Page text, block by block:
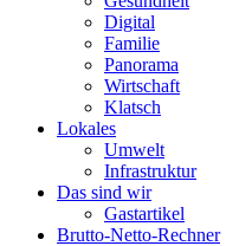
Digital
Familie
Panorama
Wirtschaft
Klatsch
Lokales
Umwelt
Infrastruktur
Das sind wir
Gastartikel
Brutto-Netto-Rechner